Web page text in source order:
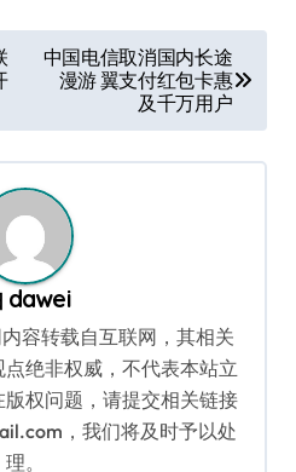
中国电信取消国内长途
漫游 翼支付红包卡惠
及千万用户
dawei
内容转载自互联网，其相关
绝非权威，不代表本站立
权问题，请提交相关链接
，我们将及时予以处
理。